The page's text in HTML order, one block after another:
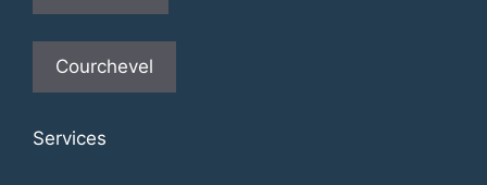
Courchevel
Services